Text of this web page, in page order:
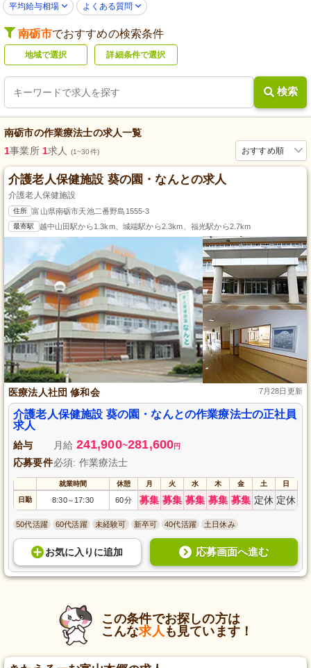
平均給与相場 よくある質問
南砺市でおすすめの検索条件
地域で選択 詳細条件で選択
検索
南砺市の作業療法士の求人一覧
おすすめ順
1事業所 1求人 (1~30件)
介護老人保健施設 葵の園・なんとの求人
介護老人保健施設
住所 富山県南砺市天池二番野島1555-3
最寄駅 越中山田駅から1.3km、城端駅から2.3km、福光駅から2.7km
医療法人社団 修和会 7月28日更新
介護老人保健施設 葵の園・なんとの作業療法士の正社員
求人
給与 月給 241,900~281,600円
応募要件必須: 作業療法士
就業時間 休憩 月 火 水 木 金 土 日
日勤 8:30～ 17:30 60分 募集 募集 募集 募集 募集 定休 定休
50代活躍 60代活躍 未経験可 新卒可 40代活躍 土日休み
お気に入り に追加 応募画面へ進む
この条件でお探しの方は
こんな求人 も見ています！